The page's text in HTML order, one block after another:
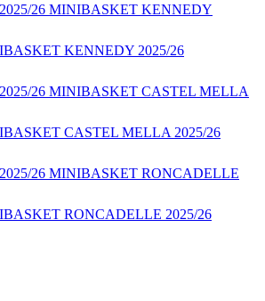
26 MINIBASKET KENNEDY
KENNEDY 2025/26
26 MINIBASKET CASTEL MELLA
CASTEL MELLA 2025/26
26 MINIBASKET RONCADELLE
RONCADELLE 2025/26